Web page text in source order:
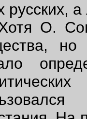
русских,
О.
но